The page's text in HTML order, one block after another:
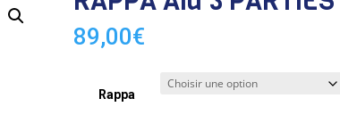
89,00€
Rappa